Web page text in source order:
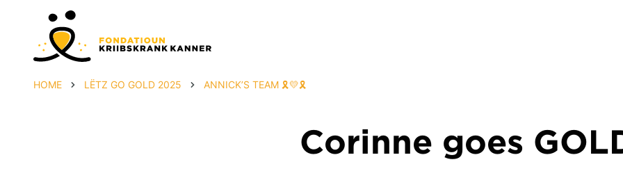
HOME LËTZ GO GOLD 2025 ANNICK’S TEAM 🎗️💛🎗️
Corinne goes